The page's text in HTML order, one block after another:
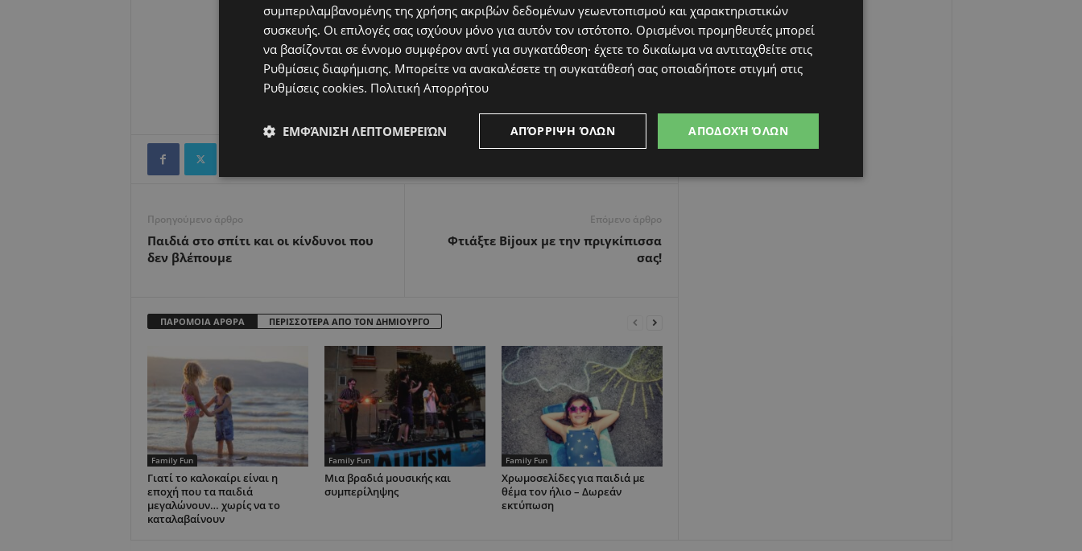
Προηγούμενο άρθρο
Παιδιά στο σπίτι και οι κίνδυνοι που
δεν βλέπουμε
Επόμενο άρθρο
Φτιάξτε Bijoux με την πριγκίπισσα
σας!
ΠΑΡΟΜΟΙΑ ΑΡΘΡΑ ΠΕΡΙΣΣΟΤΕΡΑ ΑΠΟ ΤΟΝ ΔΗΜΙΟΥΡΓΟ
Family Fun
Γιατί το καλοκαίρι είναι η
εποχή που τα παιδιά
μεγαλώνουν… χωρίς να το
καταλαβαίνουν
Family Fun
Μια βραδιά μουσικής και
συμπερίληψης
Family Fun
Χρωμοσελίδες για παιδιά με
θέμα τον ήλιο – Δωρεάν
εκτύπωση
συμπεριλαμβανομένης της χρήσης ακριβών δεδομένων γεωεντοπισμού και χαρακτηριστικών
συσκευής. Οι επιλογές σας ισχύουν μόνο για αυτόν τον ιστότοπο. Ορισμένοι προμηθευτές μπορεί
να βασίζονται σε έννομο συμφέρον αντί για συγκατάθεση· έχετε το δικαίωμα να αντιταχθείτε στις
Ρυθμίσεις διαφήμισης. Μπορείτε να ανακαλέσετε τη συγκατάθεσή σας οποιαδήποτε στιγμή στις
Ρυθμίσεις cookies. Πολιτική Απορρήτου
ΑΠΟΔΟΧΉ ΌΛΩΝ
ΑΠΌΡΡΙΨΗ ΌΛΩΝ
ΕΜΦΆΝΙΣΗ ΛΕΠΤΟΜΕΡΕΙΏΝ